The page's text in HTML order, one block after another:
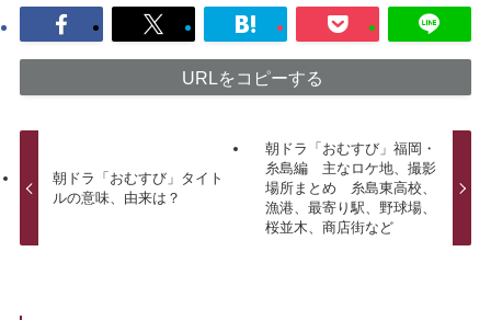
URLをコピーする
朝ドラ「おむすび」タイト
ルの意味、由来は？
朝ドラ「おむすび」福岡・
糸島編 主なロケ地、撮影
場所まとめ 糸島東高校、
漁港、最寄り駅、野球場、
桜並木、商店街など